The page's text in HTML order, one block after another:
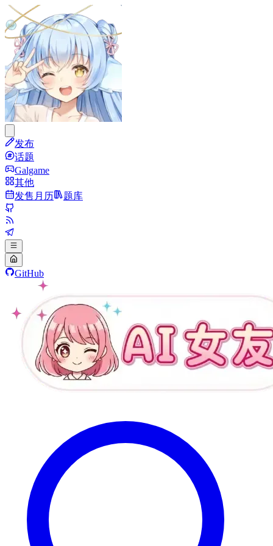
发布
话题
Galgame
其他
发售月历
题库
GitHub